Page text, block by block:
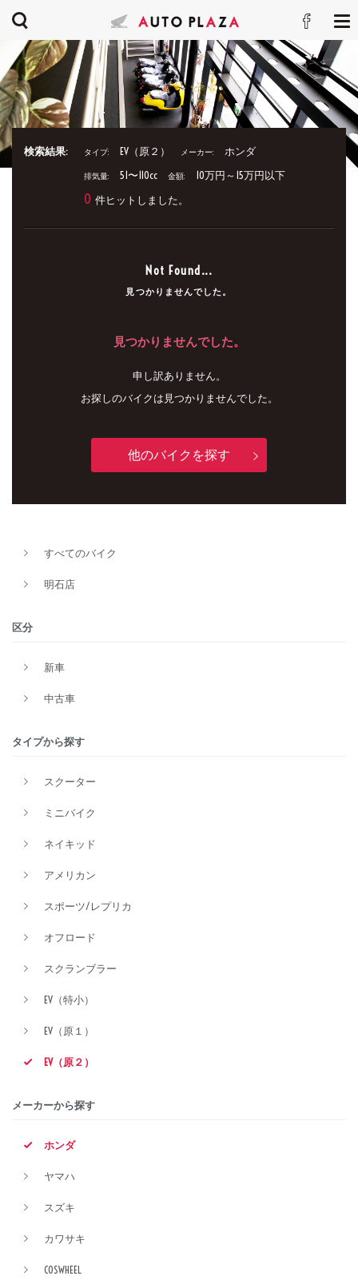
検索結果: タイプ: EV（原２） メーカー: ホンダ
排気量: 51〜110cc 金額: 10万円～15万円以下
0 件ヒットしました。
Not Found...
見つかりませんでした。
見つかりませんでした。
申し訳ありません。
お探しのバイクは見つかりませんでした。
他のバイクを探す
すべてのバイク
明石店
区分
新車
中古車
タイプから探す
スクーター
ミニバイク
ネイキッド
アメリカン
スポーツ/レプリカ
オフロード
スクランブラー
EV（特小）
EV（原１）
EV（原２）
メーカーから探す
ホンダ
ヤマハ
スズキ
カワサキ
COSWHEEL
新車 中古車
排気量